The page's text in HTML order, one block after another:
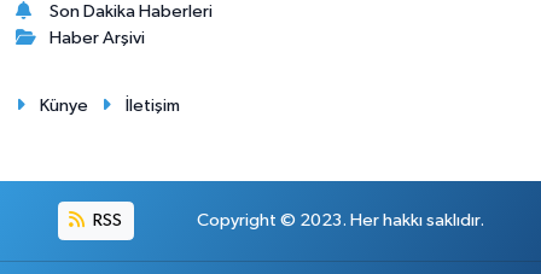
Son Dakika Haberleri
Haber Arşivi
Künye İletişim
RSS Copyright © 2023. Her hakkı saklıdır.